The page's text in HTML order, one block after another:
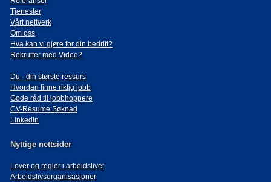
Tjenester
Vårt nettverk
Om oss
Hva kan vi gjøre for din bedrift?
Rekrutter med Video?
Du - din største ressurs
Hvordan finne riktig jobb
Gode råd til jobbhoppere
CV-Resume:Søknad
LinkedIn
Nyttige nettsider
Lover og regler i arbeidslivet
Arbeidslivsorganisasjoner